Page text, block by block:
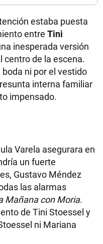
estaba puesta
entre Tini
inesperada versión
centro de la escena.
ni por el vestido
interna familiar
impensado.
Varela asegurara en
un fuerte
Gustavo Méndez
las alarmas
Mañana con Moria.
de Tini Stoessel y
ni Mariana